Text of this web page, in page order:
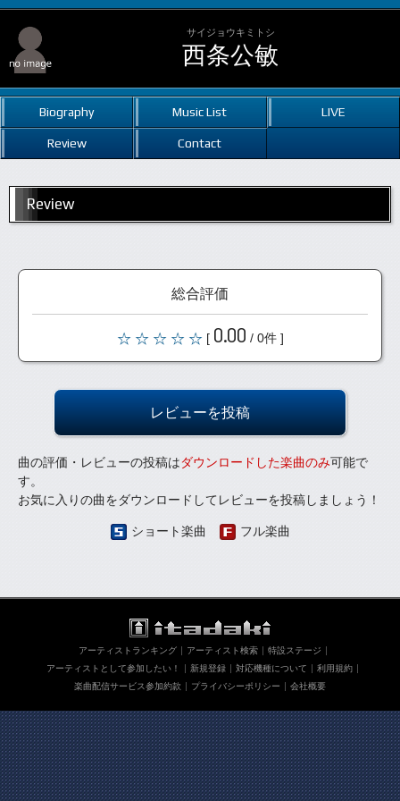
サイジョウキミトシ
西条公敏
Biography Music List LIVE
Review Contact
Review
総合評価
[ 0.00 / 0件 ]
レビューを投稿
曲の評価・レビューの投稿はダウンロードした楽曲のみ可能で
す。
お気に入りの曲をダウンロードしてレビューを投稿しましょう！
ショート楽曲 フル楽曲
アーティストランキング アーティスト検索
特設ステージ
アーティストとして参加したい！
新規登録 対応機種について
利用規約
楽曲配信サービス参加約款
プライバシーポリシー 会社概要